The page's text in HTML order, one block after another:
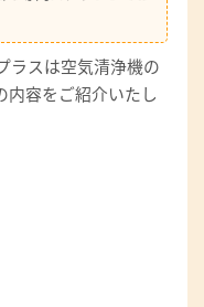
ラスは空気清浄機の
内容をご紹介いたし